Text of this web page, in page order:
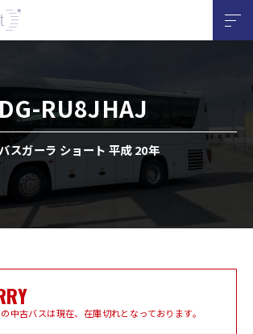
RU8JHAJ
スガーラ ショート 平成 20年
中古バスは現在、在庫切れとなっております。